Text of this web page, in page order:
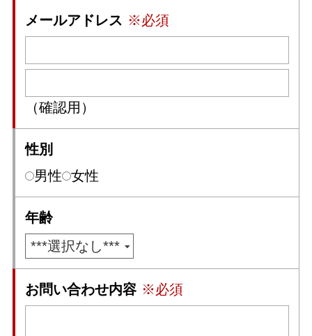
メールアドレス ※必須
（確認用）
性別
男性 女性
年齢
お問い合わせ内容 ※必須